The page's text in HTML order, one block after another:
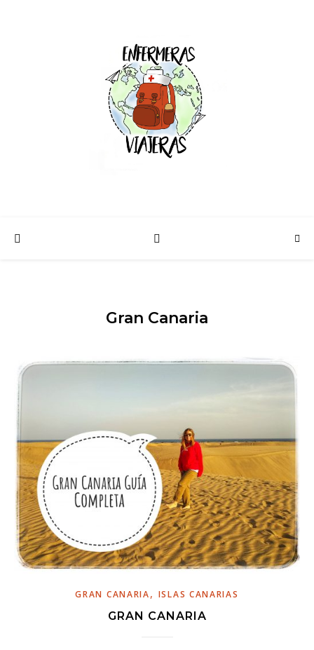
Gran Canaria
GRAN CANARIA, ISLAS CANARIAS
GRAN CANARIA